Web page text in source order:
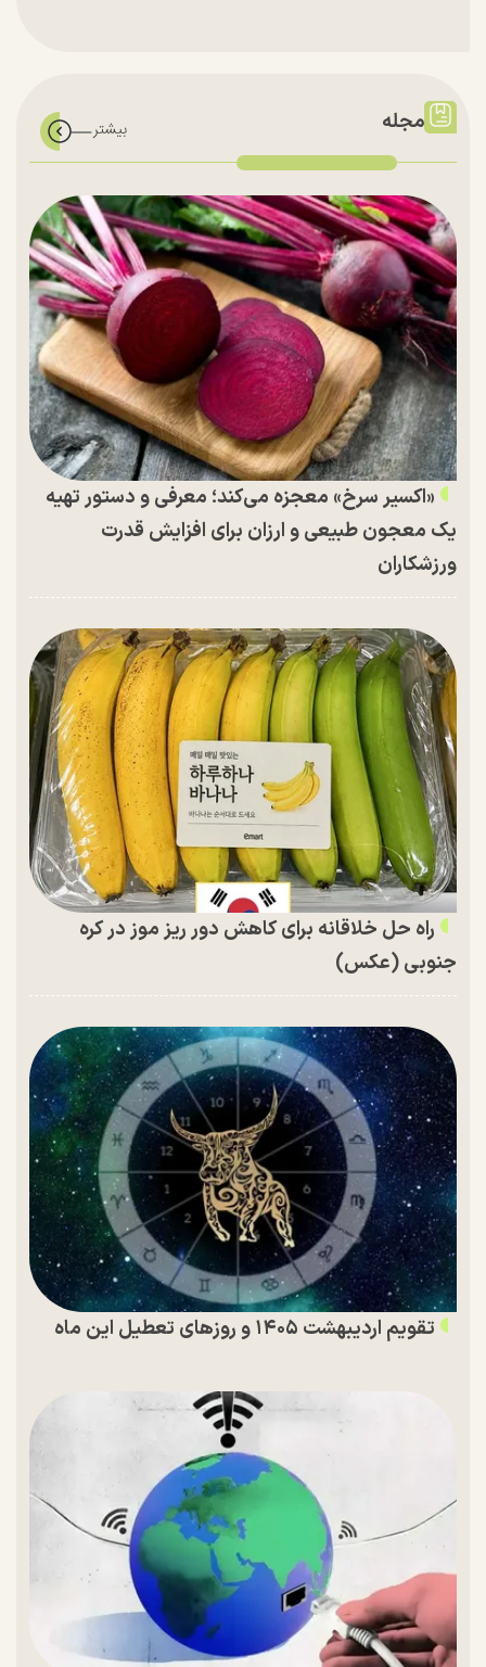
مجله
«اکسیر سرخ» معجزه می‌کند؛ معرفی و دستور تهیه
یک معجون طبیعی و ارزان برای افزایش قدرت
ورزشکاران
راه حل خلاقانه برای کاهش دور ریز موز در کره
جنوبی (عکس)
تقویم اردیبهشت ۱۴۰۵ و روز‌های تعطیل این ماه